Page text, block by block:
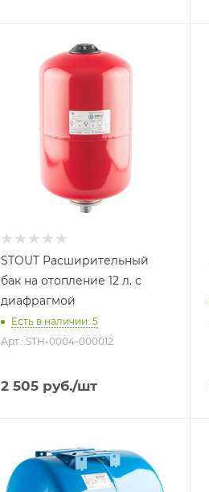
Объем бака, литров
Для отопления
Присоединение бака
Гарантийный срок
STOUT Расширительный
бак на отопление 12 л. с
диафрагмой
Есть в наличии: 5
Арт.: STH-0004-000012
2 505 руб./шт
Объем бака, литров
Назначение бака